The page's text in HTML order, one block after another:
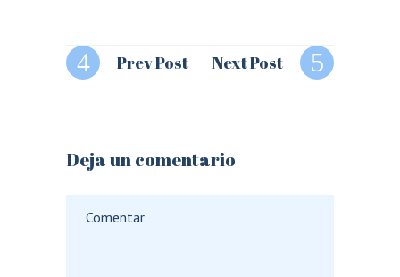
Prev Post Next Post
Deja un comentario